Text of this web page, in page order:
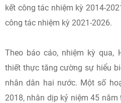
kết công tác nhiệm kỳ 2014-
công tác nhiệm kỳ 2021-2026.
Theo báo cáo, nhiệm kỳ qua,
thiết thực tăng cường sự hiểu
nhân dân hai nước. Một số
2018, nhân dịp kỷ niệm 45